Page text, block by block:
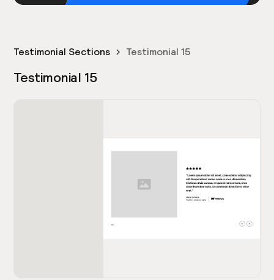
Testimonial Sections Testimonial 15
Testimonial 15